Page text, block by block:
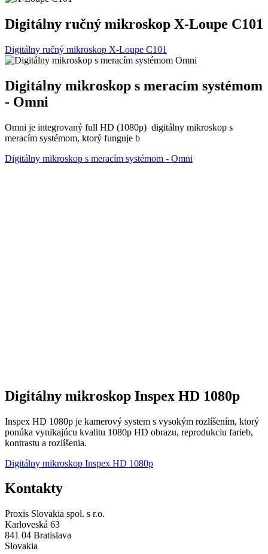
Digitálny ručný mikroskop X-Loupe C101
Digitálny ručný mikroskop X-Loupe C101
Digitálny mikroskop s meracím systémom
- Omni
Omni je integrovaný full HD (1080p) digitálny mikroskop s
meracím systémom, ktorý funguje b
Digitálny mikroskop s meracím systémom - Omni
Digitálny mikroskop Inspex HD 1080p
Inspex HD 1080p je kamerový system s vysokým rozlíšením, ktorý
ponúka vynikajúcu kvalitu 1080p HD obrazu, reprodukciu farieb,
kontrastu a rozlíšenia.
Digitálny mikroskop Inspex HD 1080p
Kontakty
Proxis Slovakia spol. s r.o.
Karloveská 63
841 04 Bratislava
Slovakia